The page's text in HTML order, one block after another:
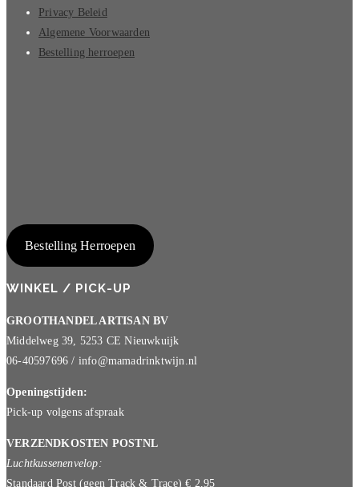
Privacy Beleid
Algemene Voorwaarden
Bestelling herroepen
Bestelling Herroepen
WINKEL / PICK-UP
GROOTHANDEL ARTISAN BV
Middelweg 39, 5253 CE Nieuwkuijk
06-40597696 / info@mamadrinktwijn.nl
Openingstijden:
Pick-up volgens afspraak
VERZENDKOSTEN POSTNL
Luchtkussenenvelop:
Standaard Post (geen Track & Trace) € 2,95